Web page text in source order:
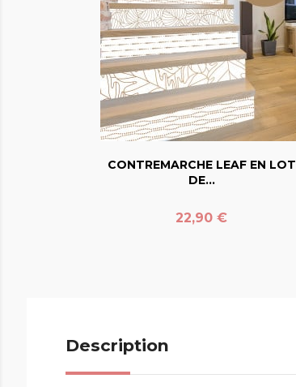
favorite_border
CONTREMARCHE LEAF EN LOT
DE...
Prix
22,90 €
Description